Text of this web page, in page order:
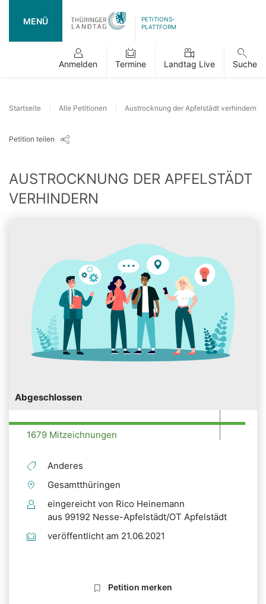
MENÜ
PETITIONS-
PLATTFORM
Anmelden Termine Landtag Live Suche
Startseite Alle Petitionen Austrocknung der Apfelstädt verhindern
Petition teilen
AUSTROCKNUNG DER APFELSTÄDT
VERHINDERN
Abgeschlossen
1679 Mitzeichnungen
Anderes
Gesamtthüringen
eingereicht von Rico Heinemann
aus 99192 Nesse-Apfelstädt/OT Apfelstädt
veröffentlicht am 21.06.2021
Petition merken